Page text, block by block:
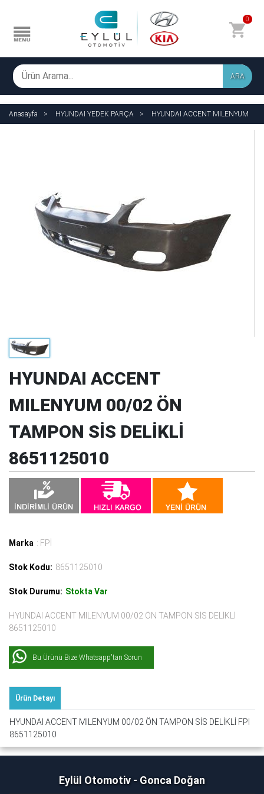
0
ARA
Anasayfa HYUNDAI YEDEK PARÇA HYUNDAI ACCENT MILENYUM
HYUNDAI ACCENT
MILENYUM 00/02 ÖN
TAMPON SİS DELİKLİ
8651125010
Marka : FPİ
Stok Kodu: 8651125010
Stok Durumu: Stokta Var
HYUNDAI ACCENT MILENYUM 00/02 ÖN TAMPON SİS DELİKLİ
8651125010
Bu Ürünü Bize Whatsapp'tan Sorun
Ürün Detayı
HYUNDAI ACCENT MILENYUM 00/02 ÖN TAMPON SİS DELİKLİ FPI
8651125010
Eylül Otomotiv - Gonca Doğan